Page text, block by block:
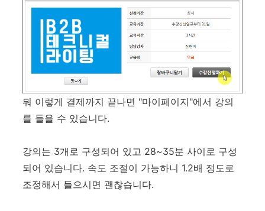
뭐 이렇게 결제까지 끝나면 "마이페이지"에서 강의
를 들을 수 있습니다.
강의는 3개로 구성되어 있고 28~35분 사이로 구성
되어 있습니다. 속도 조절이 가능하니 1.2배 정도로
조정해서 들으시면 괜찮습니다.